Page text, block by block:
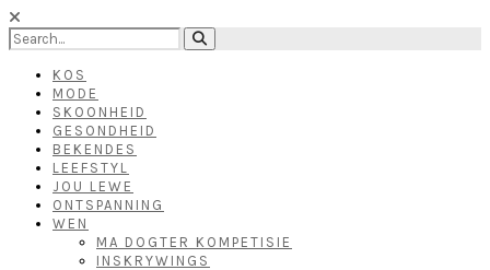
KOS
MODE
SKOONHEID
GESONDHEID
BEKENDES
LEEFSTYL
JOU LEWE
ONTSPANNING
WEN
MA DOGTER KOMPETISIE
INSKRYWINGS